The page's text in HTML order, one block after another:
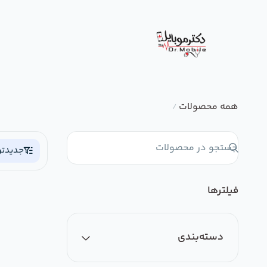
همه محصولات /
فیلترها
دسته‌بندی